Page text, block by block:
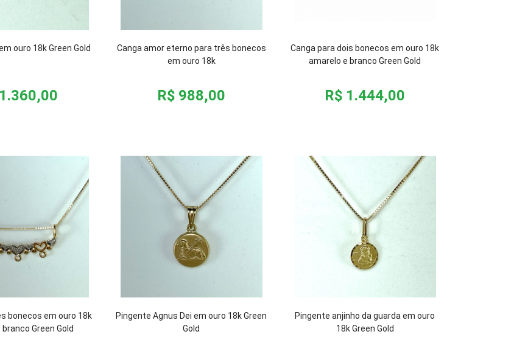
ouro 18k Green Gold
Canga amor eterno para três bonecos
em ouro 18k
R$ 988,00
Canga para dois bonecos em ouro 18k
amarelo e branco Green Gold
R$ 1.444,00
bonecos em ouro 18k
Green Gold
Pingente Agnus Dei em ouro 18k Green
Gold
Pingente anjinho da guarda em ouro
18k Green Gold